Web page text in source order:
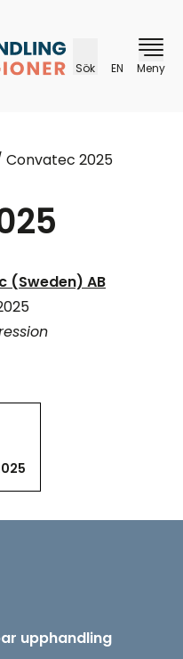
Sök EN Meny
Convatec 2025
(Sweden) AB
upphandling